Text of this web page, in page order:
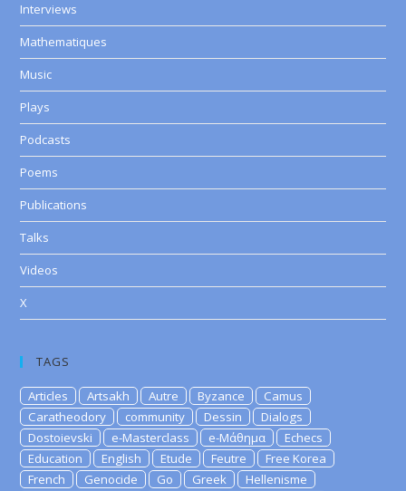
Interviews
Mathematiques
Music
Plays
Podcasts
Poems
Publications
Talks
Videos
X
TAGS
Articles Artsakh Autre Byzance
Camus
Caratheodory
community Dessin
Dialogs
Dostoievski
e-Masterclass e-Μάθημα
Echecs
Education
English Etude Feutre
Free Korea
French
Genocide Go Greek
Hellenisme